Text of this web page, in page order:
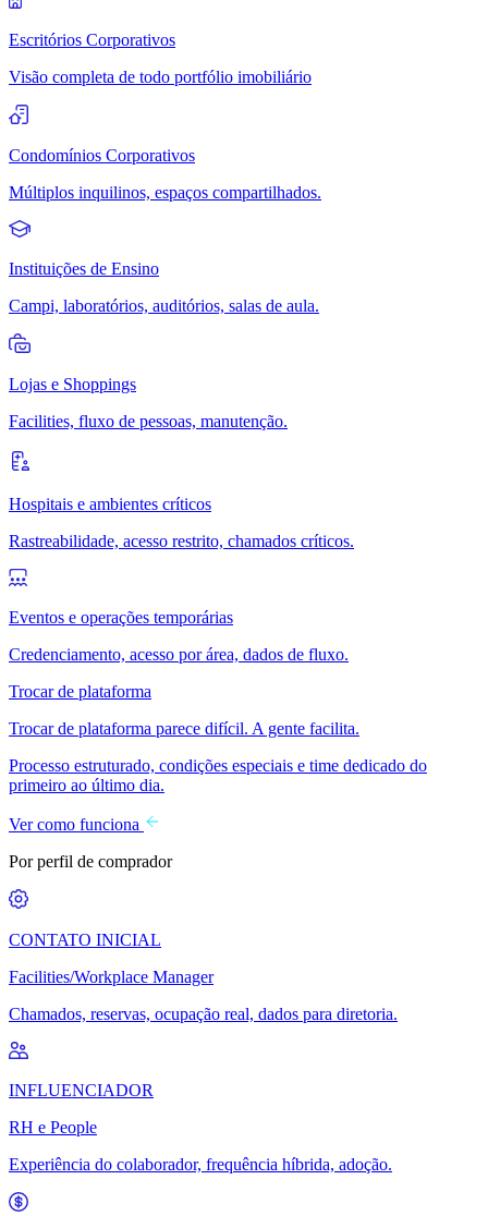
Escritórios Corporativos
Visão completa de todo portfólio imobiliário
Condomínios Corporativos
Múltiplos inquilinos, espaços compartilhados.
Instituições de Ensino
Campi, laboratórios, auditórios, salas de aula.
Lojas e Shoppings
Facilities, fluxo de pessoas, manutenção.
Hospitais e ambientes críticos
Rastreabilidade, acesso restrito, chamados críticos.
Eventos e operações temporárias
Credenciamento, acesso por área, dados de fluxo.
Trocar de plataforma
Trocar de plataforma parece difícil. A gente facilita.
Processo estruturado, condições especiais e time dedicado do
primeiro ao último dia.
Ver como funciona
Por perfil de comprador
CONTATO INICIAL
Facilities/Workplace Manager
Chamados, reservas, ocupação real, dados para diretoria.
INFLUENCIADOR
RH e People
Experiência do colaborador, frequência híbrida, adoção.